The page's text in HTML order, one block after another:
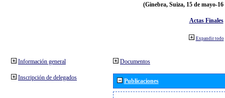
(Ginebra, Suiza, 15 de mayo-
Actas Finales
Expandir todo
Información general
Inscripción de delegados
Documentos
Publicaciones